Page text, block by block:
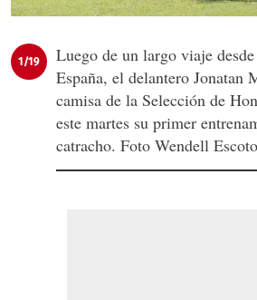
1/19
Luego de un largo viaje
España, el delantero Jonatan
camisa de la Selección de
este martes su primer
catracho. Foto Wendell Escoto